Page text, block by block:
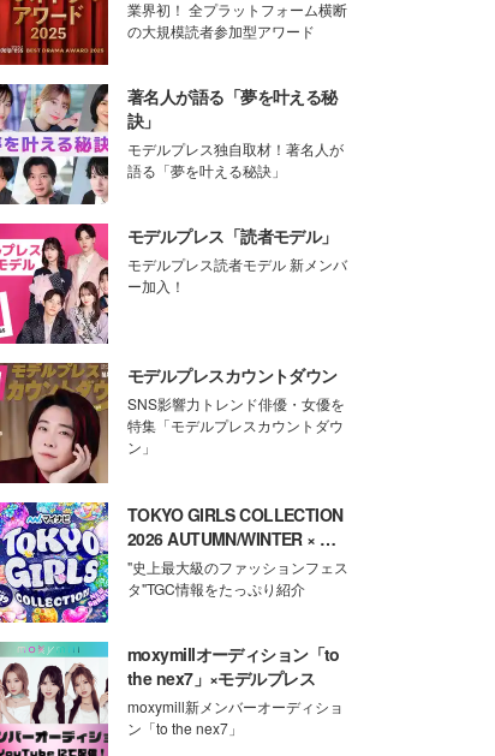
業界初！ 全プラットフォーム横断
の大規模読者参加型アワード
著名人が語る「夢を叶える秘
訣」
モデルプレス独自取材！著名人が
語る「夢を叶える秘訣」
モデルプレス「読者モデル」
モデルプレス読者モデル 新メンバ
ー加入！
モデルプレスカウントダウン
SNS影響力トレンド俳優・女優を
特集「モデルプレスカウントダウ
ン」
TOKYO GIRLS COLLECTION
2026 AUTUMN/WINTER × モ
デルプレス
"史上最大級のファッションフェス
タ"TGC情報をたっぷり紹介
moxymillオーディション「to
the nex7」×モデルプレス
moxymill新メンバーオーディショ
ン「to the nex7」